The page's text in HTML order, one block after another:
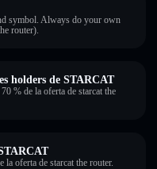
symbol. Always do your own
router).
holders de STARCAT
% de la oferta de starcat the
la oferta de starcat the router.